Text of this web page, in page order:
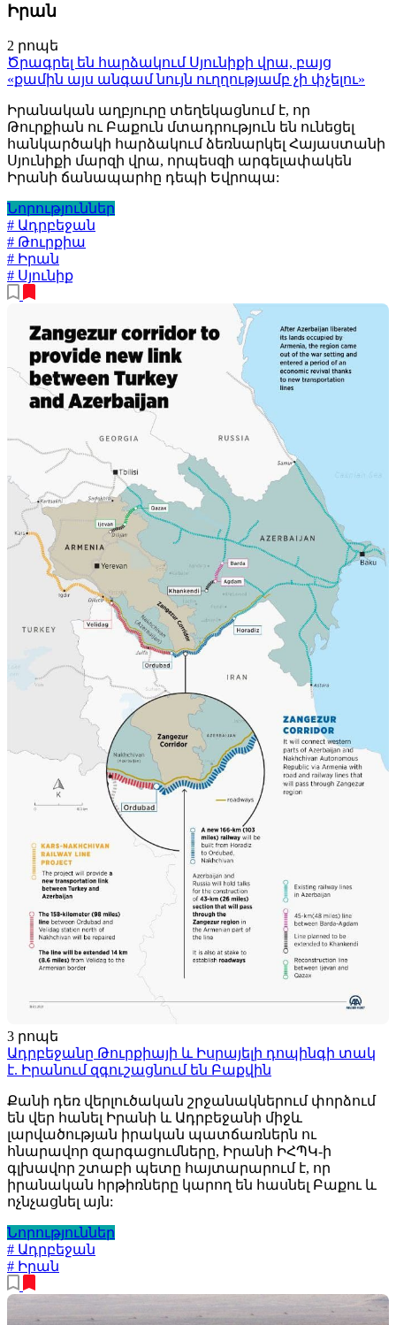
Իրան
2 րոպե
Ծրագրել են հարձակում Սյունիքի վրա, բայց
«քամին այս անգամ նույն ուղղությամբ չի փչելու»
Իրանական աղբյուրը տեղեկացնում է, որ
Թուրքիան ու Բաքուն մտադրություն են ունեցել
հանկարծակի հարձակում ձեռնարկել Հայաստանի
Սյունիքի մարզի վրա, որպեսզի արգելափակեն
Իրանի ճանապարհը դեպի Եվրոպա:
Նորություններ
# Ադրբեջան
# Թուրքիա
# Իրան
# Սյունիք
3 րոպե
Ադրբեջանը Թուրքիայի և Իսրայելի դոպինգի տակ
է. Իրանում զգուշացնում են Բաքվին
Քանի դեռ վերլուծական շրջանակներում փորձում
են վեր հանել Իրանի և Ադրբեջանի միջև
լարվածության իրական պատճառներն ու
հնարավոր զարգացումները, Իրանի ԻՀՊԿ-ի
գլխավոր շտաբի պետը հայտարարում է, որ
իրանական հրթիռները կարող են հասնել Բաքու և
ոչնչացնել այն:
Նորություններ
# Ադրբեջան
# Իրան